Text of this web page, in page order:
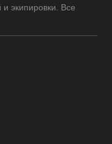
и экипировки. Все